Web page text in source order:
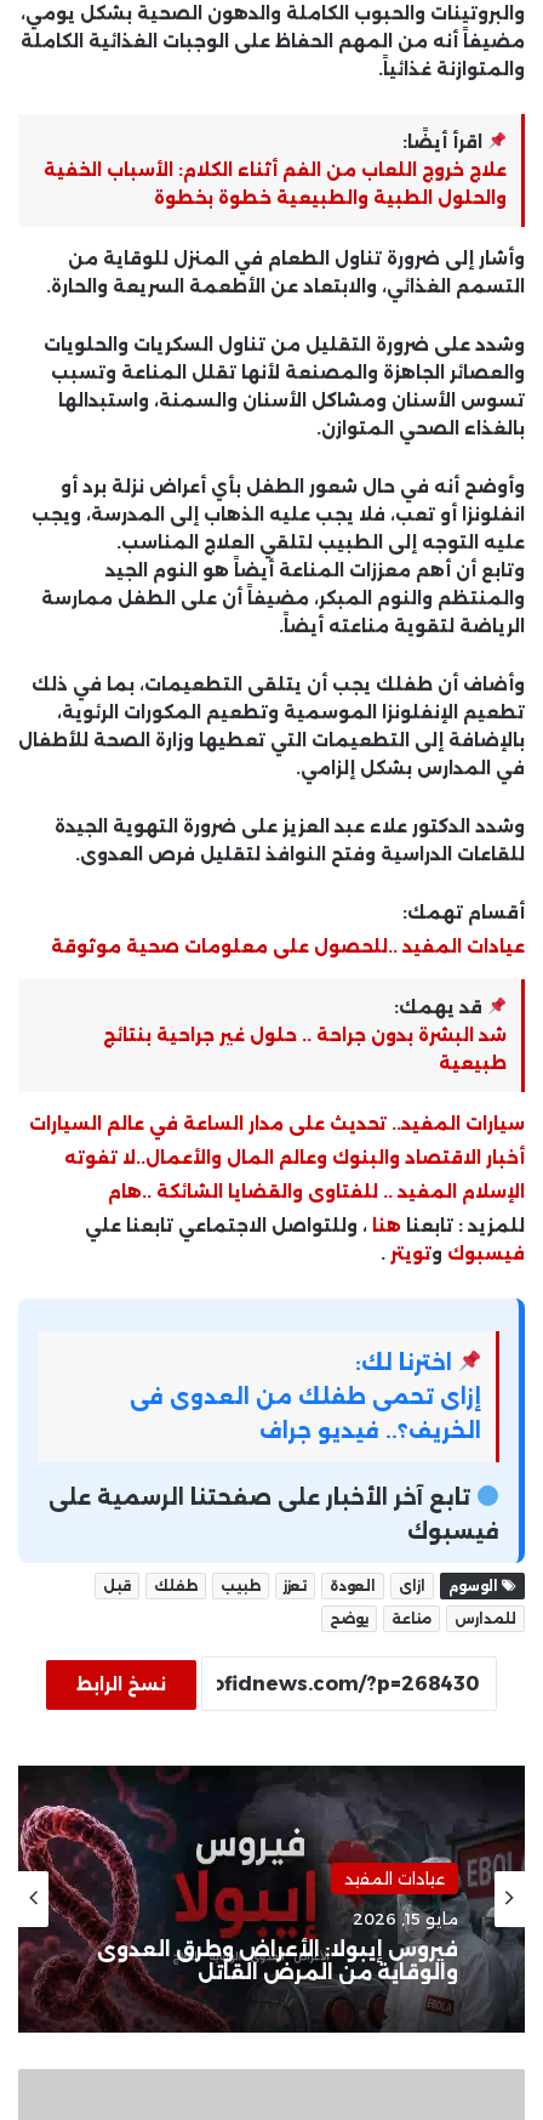
والبروتينات والحبوب الكاملة والدهون الصحية بشكل يومي،
مضيفاً أنه من المهم الحفاظ على الوجبات الغذائية الكاملة
والمتوازنة غذائياً.
اقرأ أيضًا:
علاج خروج اللعاب من الفم أثناء الكلام: الأسباب الخفية
والحلول الطبية والطبيعية خطوة بخطوة
وأشار إلى ضرورة تناول الطعام في المنزل للوقاية من
التسمم الغذائي، والابتعاد عن الأطعمة السريعة والحارة.
وشدد على ضرورة التقليل من تناول السكريات والحلويات
والعصائر الجاهزة والمصنعة لأنها تقلل المناعة وتسبب
تسوس الأسنان ومشاكل الأسنان والسمنة، واستبدالها
بالغذاء الصحي المتوازن.
وأوضح أنه في حال شعور الطفل بأي أعراض نزلة برد أو
انفلونزا أو تعب، فلا يجب عليه الذهاب إلى المدرسة، ويجب
عليه التوجه إلى الطبيب لتلقي العلاج المناسب.
وتابع أن أهم معززات المناعة أيضاً هو النوم الجيد
والمنتظم والنوم المبكر، مضيفاً أن على الطفل ممارسة
الرياضة لتقوية مناعته أيضاً.
وأضاف أن طفلك يجب أن يتلقى التطعيمات، بما في ذلك
تطعيم الإنفلونزا الموسمية وتطعيم المكورات الرئوية،
بالإضافة إلى التطعيمات التي تعطيها وزارة الصحة للأطفال
في المدارس بشكل إلزامي.
وشدد الدكتور علاء عبد العزيز على ضرورة التهوية الجيدة
للقاعات الدراسية وفتح النوافذ لتقليل فرص العدوى.
أقسام تهمك:
عيادات المفيد ..للحصول على معلومات صحية موثوقة
قد يهمك:
شد البشرة بدون جراحة .. حلول غير جراحية بنتائج
طبيعية
سيارات المفيد.. تحديث على مدار الساعة في عالم السيارات
أخبار الاقتصاد والبنوك وعالم المال والأعمال..لا تفوته
الإسلام المفيد .. للفتاوى والقضايا الشائكة ..هام
للمزيد : تابعنا هنا ، وللتواصل الاجتماعي تابعنا علي
فيسبوك وتويتر .
اخترنا لك:
إزاى تحمى طفلك من العدوى فى
الخريف؟.. فيديو جراف
تابع آخر الأخبار على صفحتنا الرسمية على
فيسبوك
الوسوم ازاى العودة تعزز طبيب طفلك
قبل
للمدارس
مناعة يوضح
نسخ الرابط
عيادات المفيد
مايو 15, 2026
فيروس إيبولا: الأعراض وطرق العدوى
والوقاية من المرض القاتل